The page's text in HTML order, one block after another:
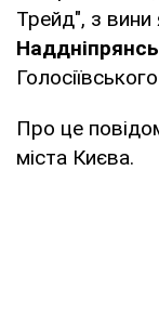
Трейд", з вини
Про це
міста Києва.